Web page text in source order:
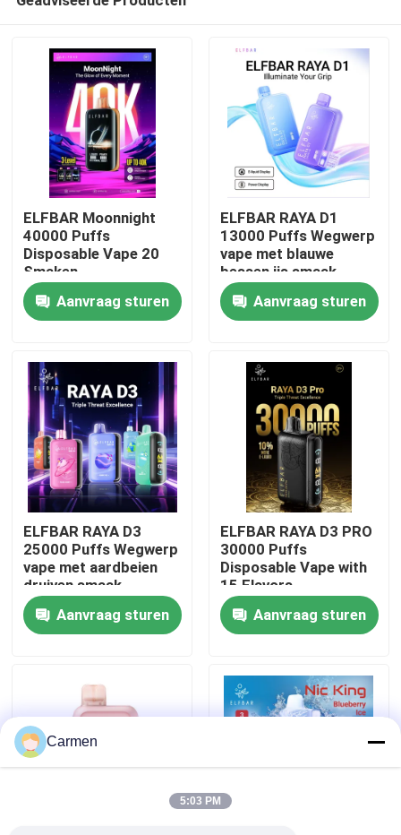
Thuis
Producten
Videos
Over ons
Fabrieksreis
Kwaliteitscontrole
Vraag een offerte aan
Vozol damp
ELFBAR Moonnight
40000 Puffs
Disposable Vape 20
Smaken
Aanvraag sturen
ELFBAR RAYA D1
13000 Puffs Wegwerp
vape met blauwe
bessen ijs smaak
Aanvraag sturen
ELFBAR RAYA D3
25000 Puffs Wegwerp
vape met aardbeien
druiven smaak
Aanvraag sturen
ELFBAR RAYA D3 PRO
30000 Puffs
Disposable Vape with
15 Flavors
Aanvraag sturen
Carmen
5:03 PM